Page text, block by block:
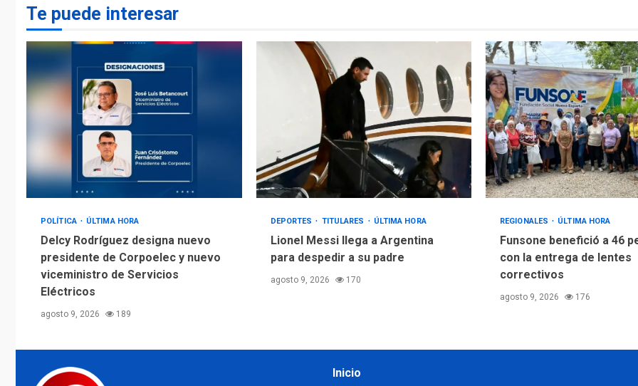
Te puede interesar
POLÍTICA ÚLTIMA HORA
Delcy Rodríguez designa nuevo
presidente de Corpoelec y nuevo
viceministro de Servicios
Eléctricos
agosto 9, 2026 189
DEPORTES TITULARES ÚLTIMA HORA
Lionel Messi llega a Argentina
para despedir a su padre
agosto 9, 2026 170
REGIONALES ÚLTIMA HORA
Funsone benefició a 46
con la entrega de lentes
correctivos
agosto 9, 2026 176
Inicio